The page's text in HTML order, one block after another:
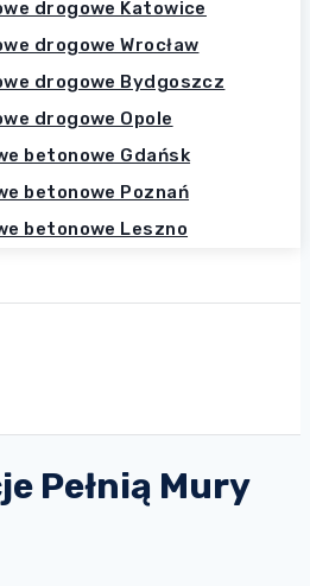
drogowe Katowice
drogowe Wrocław
drogowe Bydgoszcz
drogowe Opole
betonowe Gdańsk
betonowe Poznań
betonowe Leszno
Pełnią Mury